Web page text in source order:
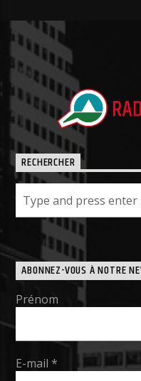
RECHERCHER
ABONNEZ-VOUS À NOTRE
Prénom
E-mail*